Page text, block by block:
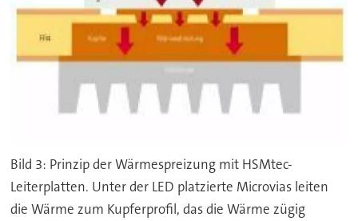
Bild 3: Prinzip der Wärmespreizung mit HSMtec-
Leiterplatten. Unter der LED platzierte Microvias leiten
die Wärme zum Kupferprofil, das die Wärme zügig